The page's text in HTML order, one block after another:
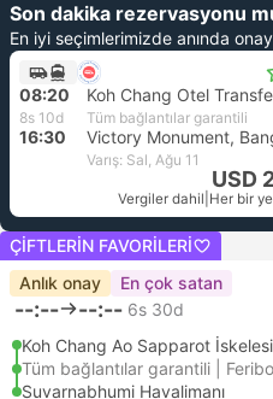
Son dakika rezervasyonu
En iyi seçimlerimizde anında onay
08:20 Koh Chang Otel
8s 10d Tüm bağlantılar garantili
16:30
Varış: Sal, Ağu 11
USD
Vergiler dahil Her bir
ÇIFTLERIN FAVORILERI
Anlık onay
En çok satan
--:-- --:-- 6s 30d
Koh Chang Ao Sapparot İskelesi
Tüm bağlantılar garantili |
Suvarnabhumi Havalimanı